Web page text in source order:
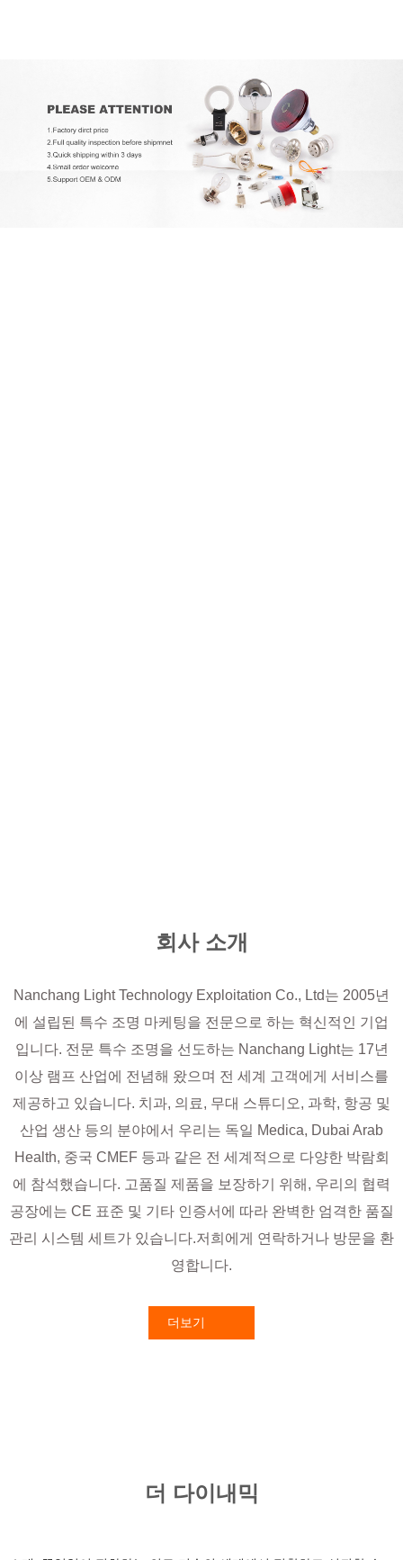
회사 소개
Nanchang Light Technology Exploitation Co., Ltd는 2005년
에 설립된 특수 조명 마케팅을 전문으로 하는 혁신적인 기업
입니다. 전문 특수 조명을 선도하는 Nanchang Light는 17년
이상 램프 산업에 전념해 왔으며 전 세계 고객에게 서비스를
제공하고 있습니다. 치과, 의료, 무대 스튜디오, 과학, 항공 및
산업 생산 등의 분야에서 우리는 독일 Medica, Dubai Arab
Health, 중국 CMEF 등과 같은 전 세계적으로 다양한 박람회
에 참석했습니다. 고품질 제품을 보장하기 위해, 우리의 협력
공장에는 CE 표준 및 기타 인증서에 따라 완벽한 엄격한 품질
관리 시스템 세트가 있습니다.저희에게 연락하거나 방문을 환
영합니다.
더보기
더 다이내믹